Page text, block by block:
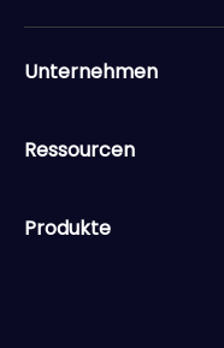
Unternehmen
Ressourcen
Produkte